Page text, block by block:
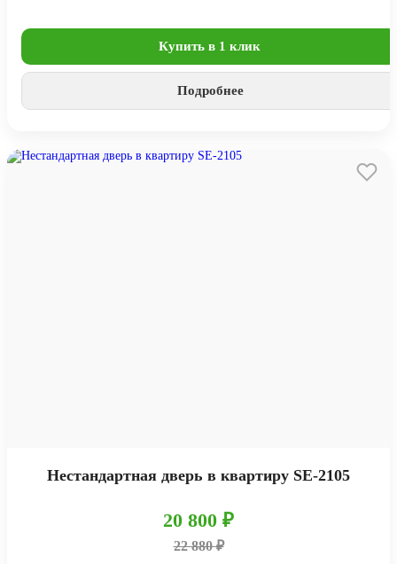
Купить в 1 клик
Подробнее
Нестандартная дверь в квартиру SE-2105
20 800 ₽
22 880 ₽